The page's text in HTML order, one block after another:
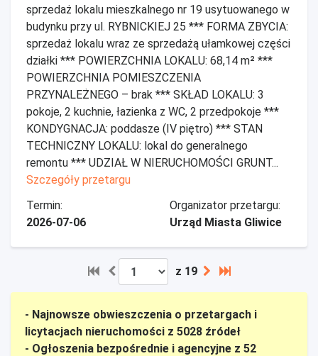
sprzedaż lokalu mieszkalnego nr 19 usytuowanego w
budynku przy ul. RYBNICKIEJ 25 *** FORMA ZBYCIA:
sprzedaż lokalu wraz ze sprzedażą ułamkowej części
działki *** POWIERZCHNIA LOKALU: 68,14 m² ***
POWIERZCHNIA POMIESZCZENIA
PRZYNALEŻNEGO – brak *** SKŁAD LOKALU: 3
pokoje, 2 kuchnie, łazienka z WC, 2 przedpokoje ***
KONDYGNACJA: poddasze (IV piętro) *** STAN
TECHNICZNY LOKALU: lokal do generalnego
remontu *** UDZIAŁ W NIERUCHOMOŚCI GRUNT...
Szczegóły przetargu
Termin:
2026-07-06
Organizator przetargu:
Urząd Miasta Gliwice
z 19
- Najnowsze obwieszczenia o przetargach i
licytacjach nieruchomości z 5028 źródeł
- Ogłoszenia bezpośrednie i agencyjne z 52